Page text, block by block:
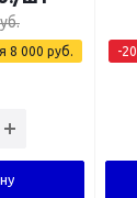
8 000 руб. -20